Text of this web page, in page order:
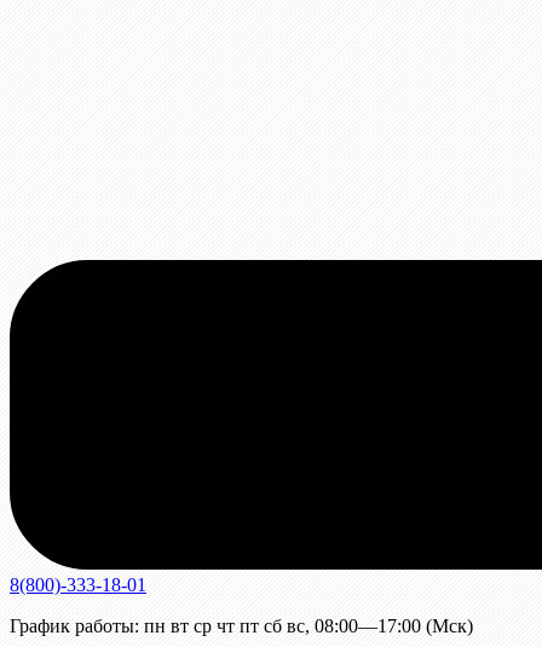
8(800)-333-18-01
График работы: пн вт ср чт пт сб вс, 08:00—17:00 (Мск)